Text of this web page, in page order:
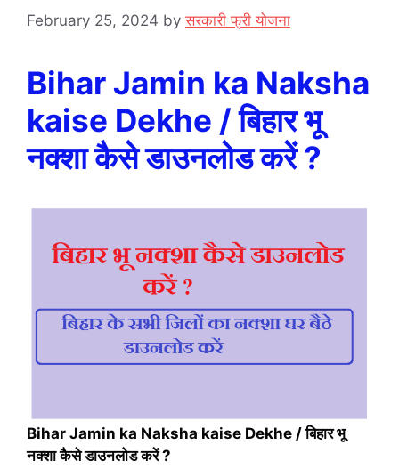
February 25, 2024 byसरकारी फ्री योजना
Bihar Jamin ka Naksha
kaise Dekhe / बिहार भू
नक्शा कैसे डाउनलोड करें ?
Bihar Jamin ka Naksha kaise Dekhe / बिहार भू
नक्शा कैसे डाउनलोड करें ?